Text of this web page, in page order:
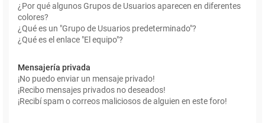
¿Por qué algunos Grupos de Usuarios aparecen en diferentes
colores?
¿Qué es un "Grupo de Usuarios predeterminado"?
¿Qué es el enlace "El equipo"?
Mensajería privada
¡No puedo enviar un mensaje privado!
¡Recibo mensajes privados no deseados!
¡Recibí spam o correos maliciosos de alguien en este foro!